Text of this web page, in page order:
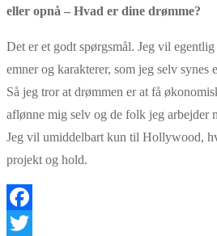
eller opnå – Hvad er dine drømme?
Det er et godt spørgsmål. Jeg vil
emner og karakterer, som jeg selv synes
Så jeg tror at drømmen er at få
aflønne mig selv og de folk jeg arbejder
Jeg vil umiddelbart kun til Hollywood,
projekt og hold.
Facebook